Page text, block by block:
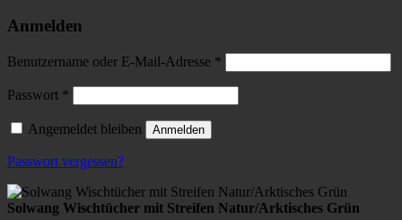
Anmelden
Benutzername oder E-Mail-Adresse *
Passwort *
Angemeldet bleiben Anmelden
Passwort vergessen?
Solwang Wischtücher mit Streifen Natur/Arktisches Grün